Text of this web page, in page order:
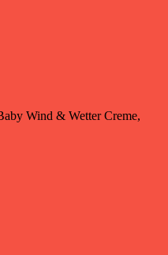
Wind & Wetter Creme,